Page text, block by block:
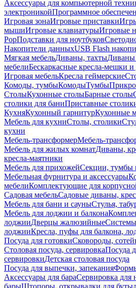
Аксессуары для компьютерной
электроникойПрограммное
Игровая зонаИгровые приставки
мышиИгровые клавиатурыИгровые
PopПодставки для ноутбуков
Накопители данныхUSB Flash
Мягкая мебельДиваны, тахты
мебелиБескаркасные кресла-мешки
Игровая мебельКресла геймерские
Комоды, тумбыКомодыТумбы
СтолыКухонные столыБарные столы
столики для баниПриставные
КухняКухонный гарнитурКухонные
Мебель для кухниСтолы, столики
кухни
Мебель-трансформерМебель-
Мебель для жилых комнатДиваны,
кресла-маятники
Мебель для прихожейСекции, тумбы
Мебельная фурнитура и аксессуары
мебелиКомплектующие для
Садовая мебельСадовые диваны,
Мебель для бани и сауныСтулья,
Мебель для лоджии и балкона
лоджииДверцы жалюзийные
лоджииКресла, пуфы для балкона,
Посуда для готовкиСковороды,
Столовая посуда, сервировкаПосуда
сервировкиДетская столовая посуда
Посуда для выпечки, запекания
Аксессуары для бараСервировка для
барыШтопоры, открывалки для